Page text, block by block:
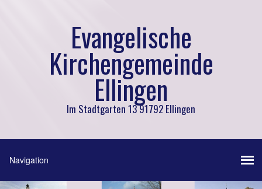
Evangelische
Kirchengemeinde
Ellingen
Im Stadtgarten 13 91792 Ellingen